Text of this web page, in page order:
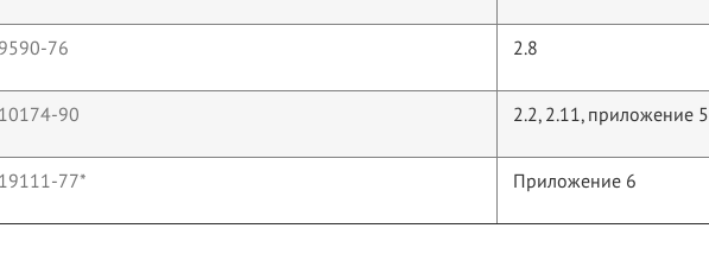
76 2.8
90 2.2, 2.11, приложение 5
77* Приложение 6